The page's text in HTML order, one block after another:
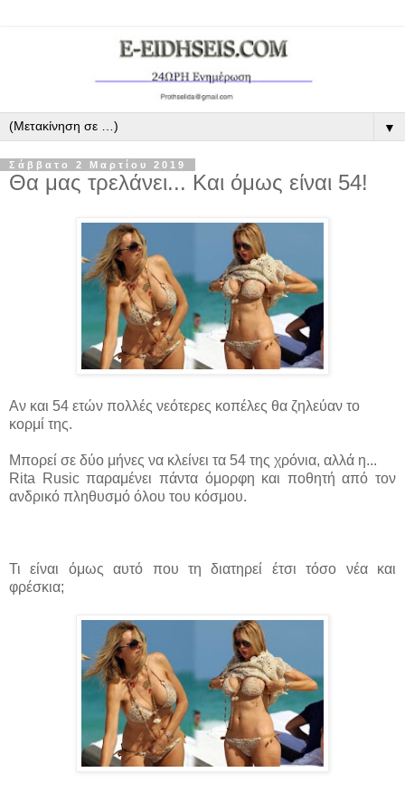
▼
Σάββατο 2 Μαρτίου 2019
Θα μας τρελάνει... Και όμως είναι 54!
Αν και 54 ετών πολλές νεότερες κοπέλες θα ζηλεύαν το
κορμί της.
Μπορεί σε δύο μήνες να κλείνει τα 54 της χρόνια, αλλά η...
Rita Rusic παραμένει πάντα όμορφη και ποθητή από τον
ανδρικό πληθυσμό όλου του κόσμου.
Τι είναι όμως αυτό που τη διατηρεί έτσι τόσο νέα και
φρέσκια;